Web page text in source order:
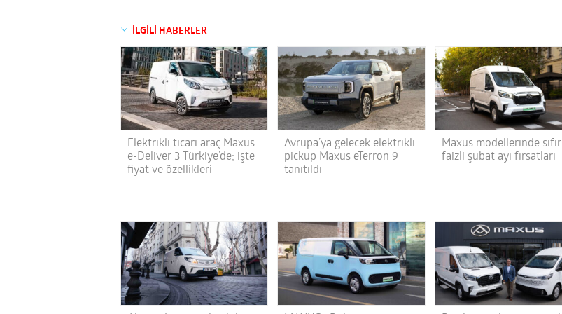
İLGİLİ HABERLER
Elektrikli ticari araç Maxus
e-Deliver 3 Türkiye’de; işte
fiyat ve özellikleri
Avrupa’ya gelecek elektrikli
pickup Maxus eTerron 9
tanıtıldı
Maxus modellerinde sıfır
faizli şubat ayı fırsatları